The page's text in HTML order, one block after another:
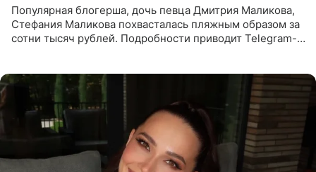
Популярная блогерша, дочь певца Дмитрия Маликова,
Стефания Маликова похвасталась пляжным образом за
сотни тысяч рублей. Подробности приводит Telegram-